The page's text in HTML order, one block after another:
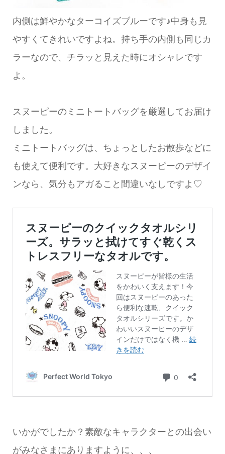
内側は鮮やかなターコイズブルーです♪中身も見
やすくてきれいですよね。持ち手の内側も同じカ
ラーなので、チラッと見えた時にオシャレです
よ。
スヌーピーのミニトートバッグを厳選してお届け
しました。
ミニトートバッグは、ちょっとしたお散歩などに
も使えて便利です。大好きなスヌーピーのデザイ
ンなら、気分もアガること間違いなしですよ♡
いかがでしたか？素敵なキャラクターとの出会い
がみなさまにありますように、、、